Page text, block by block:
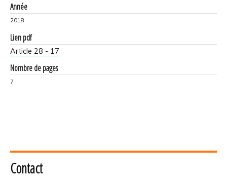
Année
2018
Lien pdf
Article 28 - 17
Nombre de pages
7
Contact